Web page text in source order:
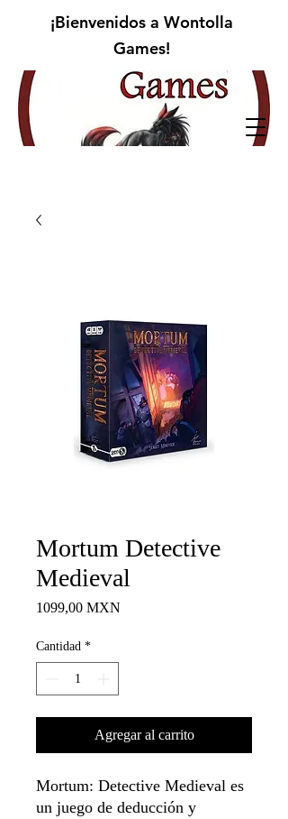
¡Bienvenidos a Wontolla
Games!
Mortum Detective
Medieval
1099,00 MXN
Cantidad *
Agregar al carrito
Mortum: Detective Medieval es
un juego de deducción y